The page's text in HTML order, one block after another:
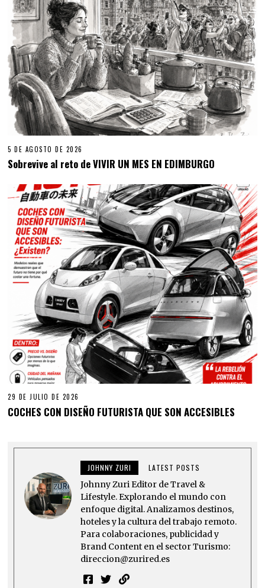
5 DE AGOSTO DE 2026
Sobrevive al reto de VIVIR UN MES EN EDIMBURGO
29 DE JULIO DE 2026
COCHES CON DISEÑO FUTURISTA QUE SON ACCESIBLES
JOHNNY ZURI LATEST POSTS
Johnny Zuri Editor de Travel &
Lifestyle. Explorando el mundo con
enfoque digital. Analizamos destinos,
hoteles y la cultura del trabajo remoto.
Para colaboraciones, publicidad y
Brand Content en el sector Turismo:
direccion@zurired.es